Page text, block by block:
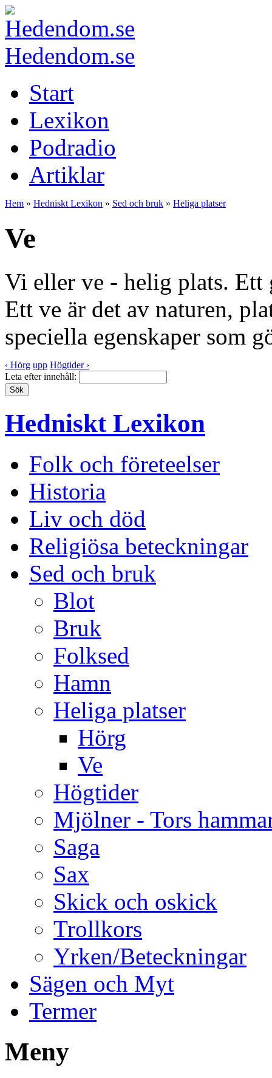
Hedendom.se
Start
Lexikon
Podradio
Artiklar
Hem » Hedniskt Lexikon » Sed och bruk » Heliga platser
Ve
Vi eller ve - helig plats. Ett
Ett ve är det av naturen,
speciella egenskaper som
‹ Hörg upp Högtider ›
Leta efter innehåll:
Hedniskt Lexikon
Folk och företeelser
Historia
Liv och död
Religiösa beteckningar
Sed och bruk
Blot
Bruk
Folksed
Hamn
Heliga platser
Hörg
Ve
Högtider
Mjölner - Tors
Saga
Sax
Skick och oskick
Trollkors
Yrken/Beteckningar
Sägen och Myt
Termer
Meny